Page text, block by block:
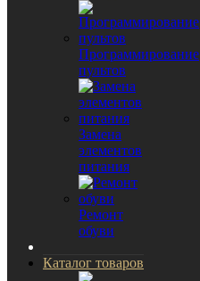
Программирование
пультов
Замена
элементов
питания
Ремонт
обуви
Каталог товаров